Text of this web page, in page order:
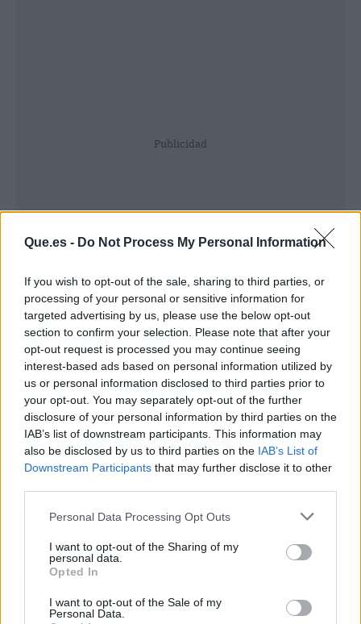
Que.es - Do Not Process My Personal Information
If you wish to opt-out of the sale, sharing to third parties, or
processing of your personal or sensitive information for
targeted advertising by us, please use the below opt-out
section to confirm your selection. Please note that after your
opt-out request is processed you may continue seeing
interest-based ads based on personal information utilized by
us or personal information disclosed to third parties prior to
your opt-out. You may separately opt-out of the further
disclosure of your personal information by third parties on the
IAB’s list of downstream participants. This information may
also be disclosed by us to third parties on the IAB’s List of
Downstream Participants that may further disclose it to other
Personal Data Processing Opt Outs
I want to opt-out of the Sharing of my
personal data.
Opted In
I want to opt-out of the Sale of my
Personal Data.
Publicidad
Por último,es interesante que estos
especialistas diseñadores también se
encarguen de la instalación y montaje.De este
modo, los propietarios de los negocios tendrán
plan de trabajo a las necesidades del cliente.
Materiales únicos para espacios